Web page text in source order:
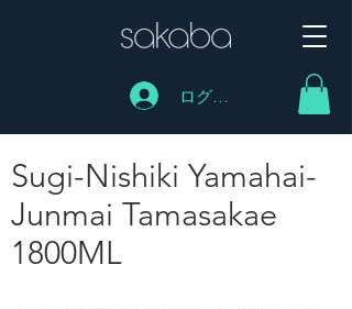
ログイン
Sugi-Nishiki Yamahai-
Junmai Tamasakae
1800ML